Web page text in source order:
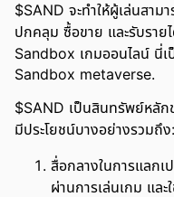
$SAND จะทำให้ผู้เล่นสาม
ปกคลุม ซื้อขาย และรับราย
Sandbox เกมออนไลน์ นี่
Sandbox metaverse.
$SAND เป็นสินทรัพย์หลั
มีประโยชน์บางอย่างรวมถึง:
สื่อกลางในการแลก
ผ่านการเล่นเกม แล